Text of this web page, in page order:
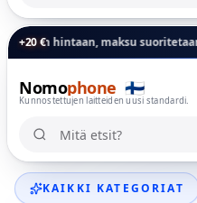
+20 €
hintaan, maksu suoritetaan alle
Nomophone
Kunnostettujen laitteiden uusi standardi.
🇫🇮
Mitä etsit?Mitä etsit?
KAIKKI KATEGORIAT